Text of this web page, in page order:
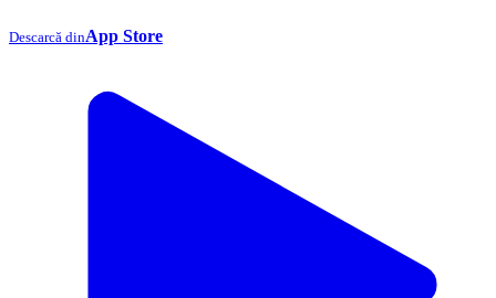
Descarcă dinApp Store